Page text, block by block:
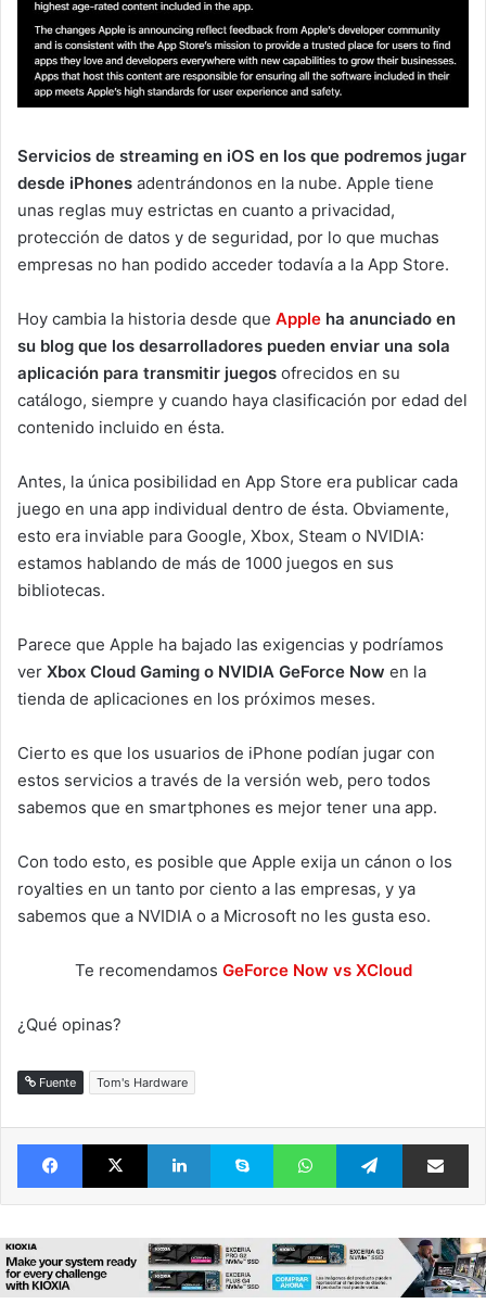
Servicios de streaming en iOS en los que podremos jugar
desde iPhones adentrándonos en la nube. Apple tiene
unas reglas muy estrictas en cuanto a privacidad,
protección de datos y de seguridad, por lo que muchas
empresas no han podido acceder todavía a la App Store.
Hoy cambia la historia desde que Apple ha anunciado en
su blog que los desarrolladores pueden enviar una sola
aplicación para transmitir juegos ofrecidos en su
catálogo, siempre y cuando haya clasificación por edad del
contenido incluido en ésta.
Antes, la única posibilidad en App Store era publicar cada
juego en una app individual dentro de ésta. Obviamente,
esto era inviable para Google, Xbox, Steam o NVIDIA:
estamos hablando de más de 1000 juegos en sus
bibliotecas.
Parece que Apple ha bajado las exigencias y podríamos
ver Xbox Cloud Gaming o NVIDIA GeForce Now en la
tienda de aplicaciones en los próximos meses.
Cierto es que los usuarios de iPhone podían jugar con
estos servicios a través de la versión web, pero todos
sabemos que en smartphones es mejor tener una app.
Con todo esto, es posible que Apple exija un cánon o los
royalties en un tanto por ciento a las empresas, y ya
sabemos que a NVIDIA o a Microsoft no les gusta eso.
Te recomendamos GeForce Now vs XCloud
¿Qué opinas?
Fuente Tom's Hardware
FacebookX LinkedIn Skype WhatsAppTelegram